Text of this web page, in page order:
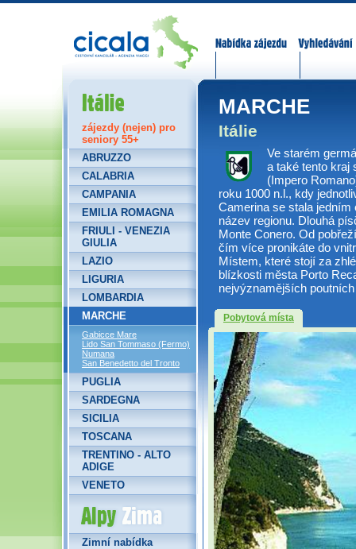
MARCHE
Itálie
Ve starém
a také tento kraj
(Impero
roku 1000 n.l., kdy
Camerina se stala jedním
název regionu. Dlouhá
Monte Conero. Od
čím více pronikáte do
Místem, které stojí za
blízkosti města Porto
nejvýznamějších
Pobytová místa
Itálie
zájezdy (nejen) pro
seniory 55+
ABRUZZO
CALABRIA
CAMPANIA
EMILIA ROMAGNA
FRIULI - VENEZIA
GIULIA
LAZIO
LIGURIA
LOMBARDIA
MARCHE
Gabicce Mare
Lido San Tommaso (Fermo)
Numana
San Benedetto del Tronto
PUGLIA
SARDEGNA
SICILIA
TOSCANA
TRENTINO - ALTO
ADIGE
VENETO
Alpy Zima
Zimní nabídka